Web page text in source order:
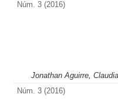
Núm. 3 (2016)
Jonathan Aguirre,
Núm. 3 (2016)